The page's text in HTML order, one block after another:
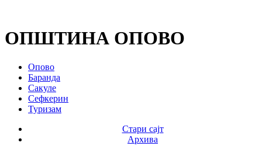
ОПШТИНА ОПОВО
Опово
Баранда
Сакуле
Сефкерин
Туризам
Стари сајт
Архива